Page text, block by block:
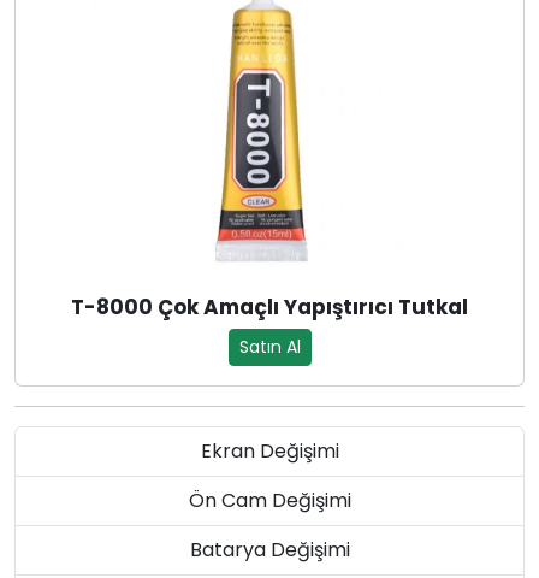
T-8000 Çok Amaçlı Yapıştırıcı Tutkal
Satın Al
Ekran Değişimi
Ön Cam Değişimi
Batarya Değişimi